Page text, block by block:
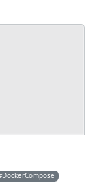
DockerCompose